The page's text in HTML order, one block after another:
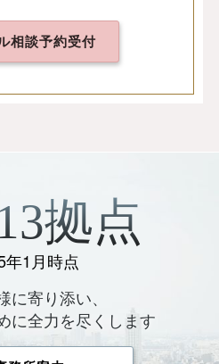
相談予約受付
拠点
年1月時点
に寄り添い、
に全力を尽くします